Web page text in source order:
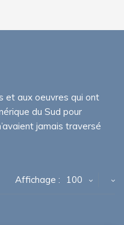
et aux oeuvres qui ont
du Sud pour
jamais traversé
Affichage : 100